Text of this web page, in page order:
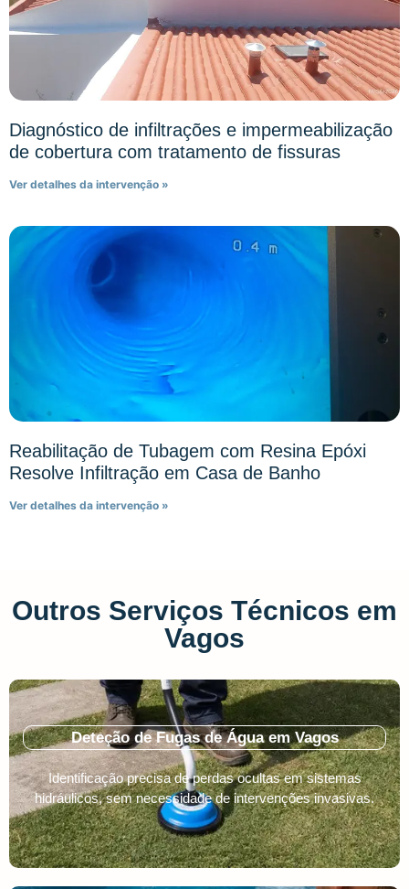
Diagnóstico de infiltrações e impermeabilização
de cobertura com tratamento de fissuras
Ver detalhes da intervenção »
Reabilitação de Tubagem com Resina Epóxi
Resolve Infiltração em Casa de Banho
Ver detalhes da intervenção »
Outros Serviços Técnicos em
Vagos
Deteção de Fugas de Água em Vagos
Identificação precisa de perdas ocultas em sistemas
hidráulicos, sem necessidade de intervenções invasivas.